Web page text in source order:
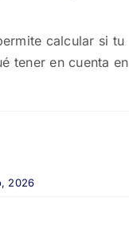
calcular si tu
tener en cuenta en
2026